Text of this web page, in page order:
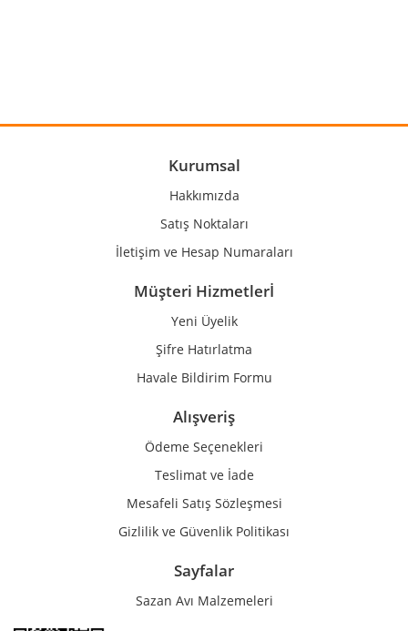
Ürün açıklamasında eksik bilgiler bulunuyor.
Ürün bilgilerinde hatalar bulunuyor.
Gönder
Kurumsal
Hakkımızda
Satış Noktaları
İletişim ve Hesap Numaraları
Müşteri Hizmetlerİ
Yeni Üyelik
Şifre Hatırlatma
Havale Bildirim Formu
Alışveriş
Ödeme Seçenekleri
Teslimat ve İade
Mesafeli Satış Sözleşmesi
Gizlilik ve Güvenlik Politikası
Sayfalar
Sazan Avı Malzemeleri